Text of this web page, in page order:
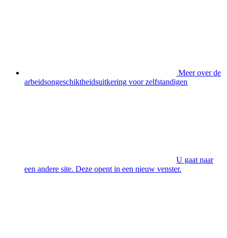
Meer over de
arbeidsongeschiktheidsuitkering voor zelfstandigen
U gaat naar
een andere site. Deze opent in een nieuw venster.